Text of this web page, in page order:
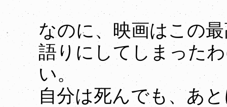
なのに、映画はこの
語りにしてしまった
い。
自分は死んでも、あ